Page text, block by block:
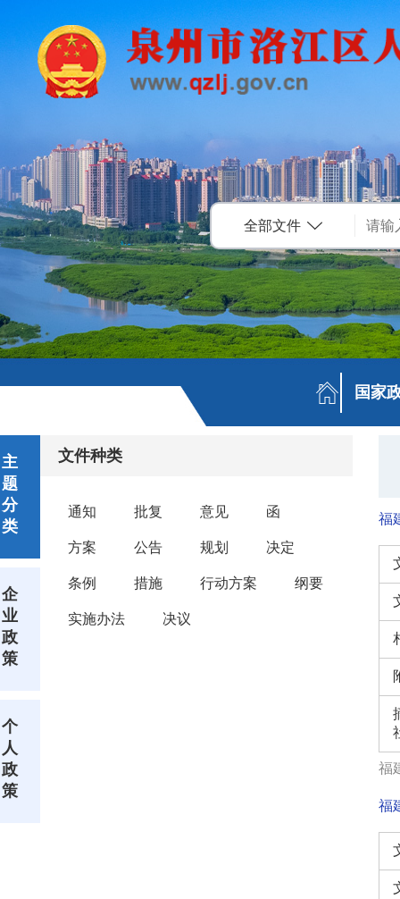
全部文件
国家
主
题
分
类
企
业
政
策
个
人
政
策
文件种类
通知 批复 意见 函
方案 公告 规划 决定
条例 措施 行动方案 纲要
实施办法 决议
福
福
福